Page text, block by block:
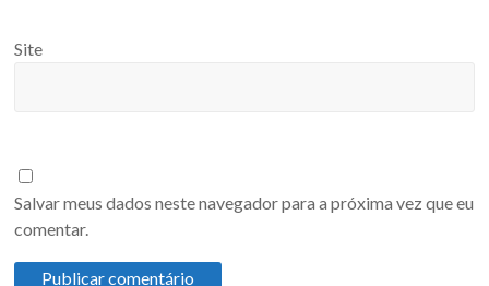
Site
Salvar meus dados neste navegador para a próxima vez que eu
comentar.